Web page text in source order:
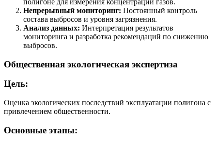
Непрерывный мониторинг: Постоянный контроль
состава выбросов и уровня загрязнения.
Анализ данных: Интерпретация результатов
мониторинга и разработка рекомендаций по снижению
выбросов.
Общественная экологическая экспертиза
Цель:
Оценка экологических последствий эксплуатации полигона с
привлечением общественности.
Основные этапы: